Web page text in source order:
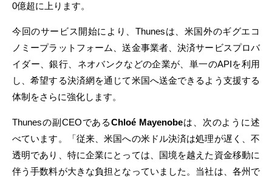
0億超に上ります。
今回のサービス開始により、Thunesは、米国外のギグエコ
ノミープラットフォーム、送金事業者、決済サービスプロバ
イダー、銀行、ネオバンクなどの企業が、単一のAPIを利用
し、希望する決済網を通じて米国へ送金できるよう支援する
体制をさらに強化します。
Thunesの副CEOであるChloé Mayenobeは、次のように述
べています。「従来、米国への米ドル決済は処理が遅く、不
透明であり、特に企業にとっては、国境を越えた資金移動に
伴う手数料が大きな負担となっていました。当社は、各州で